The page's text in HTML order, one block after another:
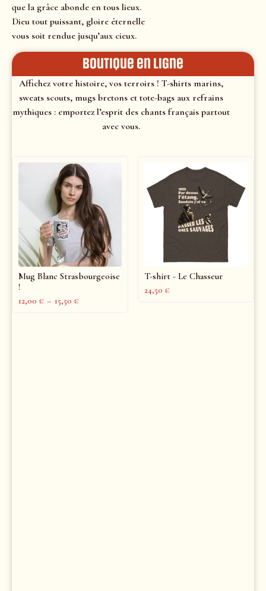
que la grâce abonde en tous lieux.
Dieu tout puissant, gloire éternelle
vous soit rendue jusqu’aux cieux.
Boutique en ligne
Affichez votre histoire, vos terroirs ! T-shirts marins,
sweats scouts, mugs bretons et tote-bags aux refrains
mythiques : emportez l’esprit des chants français partout
avec vous.
Mug Blanc Strasbourgeoise
!
12,00 € – 15,50 €
T-shirt - Le Chasseur
24,50 €